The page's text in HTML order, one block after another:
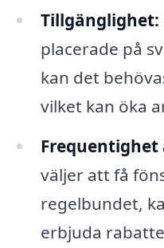
Tillgänglighet:
placerade på
kan det
vilket kan öka
väljer att få
regelbundet,
erbjuda